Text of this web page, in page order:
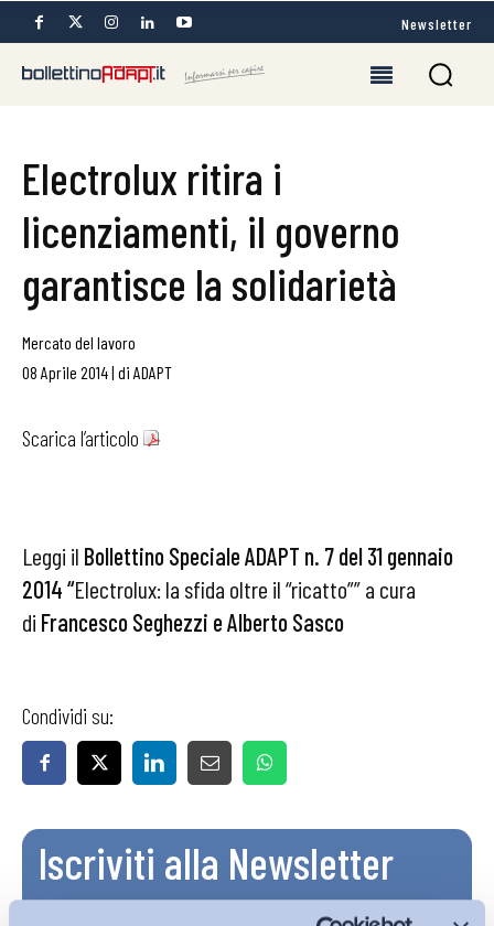
Newsletter
Electrolux ritira i
licenziamenti, il governo
garantisce la solidarietà
Mercato del lavoro
08 Aprile 2014| di ADAPT
Scarica l’articolo
Leggi il Bollettino Speciale ADAPT n. 7 del 31 gennaio
2014 “Electrolux: la sfida oltre il “ricatto”” a cura
di Francesco Seghezzi e Alberto Sasco
Condividi su:
Iscriviti alla Newsletter